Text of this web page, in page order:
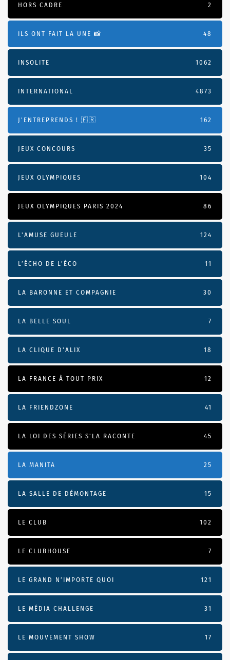
HORS CADRE 2
ILS ONT FAIT LA UNE 📸 48
INSOLITE 1062
INTERNATIONAL 4873
J'ENTREPRENDS ! 🇫🇷 162
JEUX CONCOURS 35
JEUX OLYMPIQUES 104
JEUX OLYMPIQUES PARIS 2024 86
L'AMUSE GUEULE 124
L’ÉCHO DE L’ÉCO 11
LA BARONNE ET COMPAGNIE 30
LA BELLE SOUL 7
LA CLIQUE D'ALIX 18
LA FRANCE À TOUT PRIX 12
LA FRIENDZONE 41
LA LOI DES SÉRIES S'LA RACONTE 45
LA MANITA 25
LA SALLE DE DÉMONTAGE 15
LE CLUB 102
LE CLUBHOUSE 7
LE GRAND N’IMPORTE QUOI 121
LE MÉDIA CHALLENGE 31
LE MOUVEMENT SHOW 17